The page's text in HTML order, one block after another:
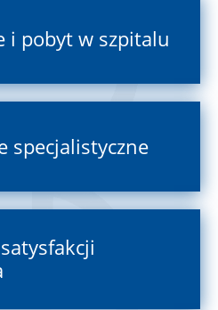
i pobyt w szpitalu
specjalistyczne